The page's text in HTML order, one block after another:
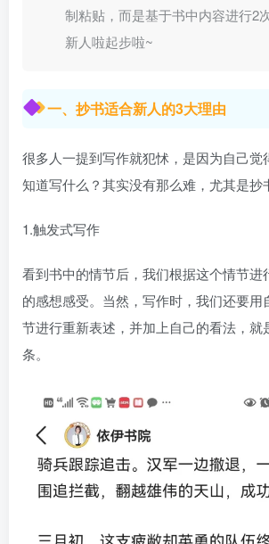
制粘贴，而是基于书中内容进行2
新人啦起步啦~
一、抄书适合新人的3大理由
很多人一提到写作就犯怵，是因为自己觉
知道写什么？其实没有那么难，尤其是抄
1.触发式写作
看到书中的情节后，我们根据这个情节进
的感想感受。当然，写作时，我们还要用
节进行重新表述，并加上自己的看法，就
条。